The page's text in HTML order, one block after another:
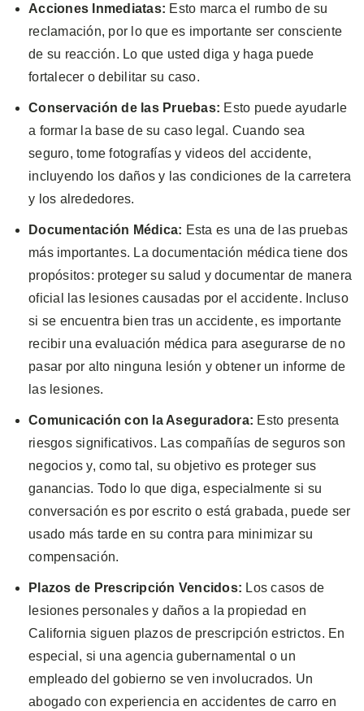
Acciones Inmediatas: Esto marca el rumbo de su
reclamación, por lo que es importante ser consciente
de su reacción. Lo que usted diga y haga puede
fortalecer o debilitar su caso.
Conservación de las Pruebas: Esto puede ayudarle
a formar la base de su caso legal. Cuando sea
seguro, tome fotografías y videos del accidente,
incluyendo los daños y las condiciones de la carretera
y los alrededores.
Documentación Médica: Esta es una de las pruebas
más importantes. La documentación médica tiene dos
propósitos: proteger su salud y documentar de manera
oficial las lesiones causadas por el accidente. Incluso
si se encuentra bien tras un accidente, es importante
recibir una evaluación médica para asegurarse de no
pasar por alto ninguna lesión y obtener un informe de
las lesiones.
Comunicación con la Aseguradora: Esto presenta
riesgos significativos. Las compañías de seguros son
negocios y, como tal, su objetivo es proteger sus
ganancias. Todo lo que diga, especialmente si su
conversación es por escrito o está grabada, puede ser
usado más tarde en su contra para minimizar su
compensación.
Plazos de Prescripción Vencidos: Los casos de
lesiones personales y daños a la propiedad en
California siguen plazos de prescripción estrictos. En
especial, si una agencia gubernamental o un
empleado del gobierno se ven involucrados. Un
abogado con experiencia en accidentes de carro en